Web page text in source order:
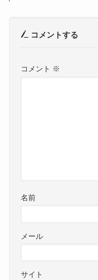
コメントする
コメント ※
名前
メール
サイト